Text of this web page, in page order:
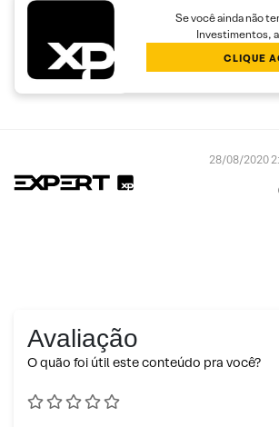
Se você ainda não
Investimentos,
CLIQUE
28/08/2020
Avaliação
O quão foi útil este conteúdo pra você?